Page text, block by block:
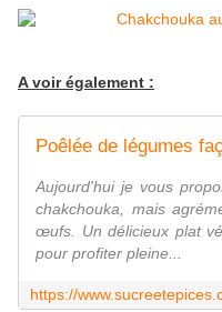
A voir également :
Aujourd'hui je vous
chakchouka, mais
œufs. Un délicieux plat
pour profiter pleine...